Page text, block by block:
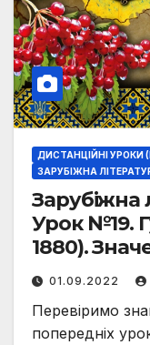
ДИСТАНЦІЙНІ УРОКИ
ЗАРУБІЖНА
Зарубіжна
Урок №19.
1880).
розвитку
01.09.2022
Перевіримо
попередніх